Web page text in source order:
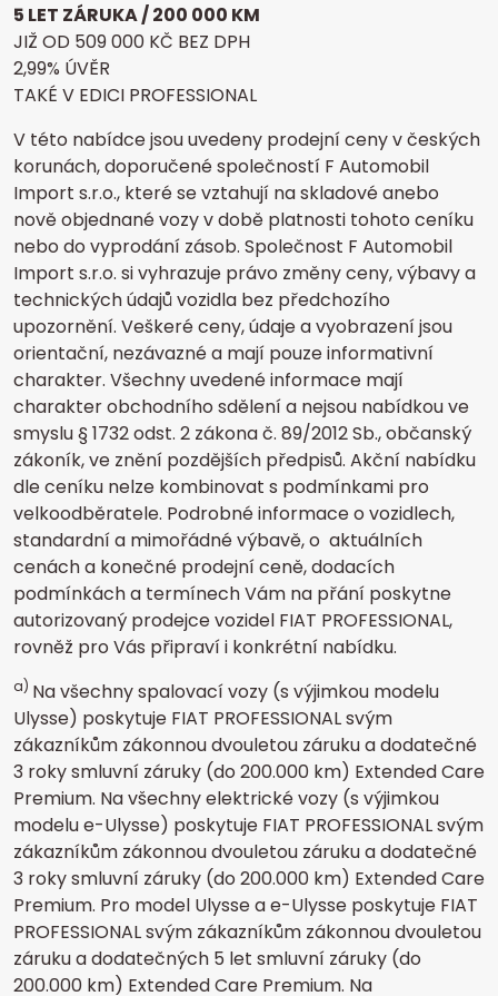
5 LET ZÁRUKA / 200 000 KM
JIŽ OD 509 000 KČ BEZ DPH
2,99% ÚVĚR
TAKÉ V EDICI PROFESSIONAL
V této nabídce jsou uvedeny prodejní ceny v českých
korunách, doporučené společností F Automobil
Import s.r.o., které se vztahují na skladové anebo
nově objednané vozy v době platnosti tohoto ceníku
nebo do vyprodání zásob. Společnost F Automobil
Import s.r.o. si vyhrazuje právo změny ceny, výbavy a
technických údajů vozidla bez předchozího
upozornění. Veškeré ceny, údaje a vyobrazeníjsou
orientační, nezávazné a mají pouze informativní
charakter. Všechny uvedené informace mají
charakter obchodního sdělení a nejsou nabídkou ve
smyslu § 1732 odst. 2 zákona č. 89/2012 Sb.,občanský
zákoník, ve znění pozdějších předpisů. Akční nabídku
dle ceníku nelze kombinovat s podmínkami pro
velkoodběratele. Podrobné informace o vozidlech,
standardní a mimořádné výbavě, o aktuálních
cenách a konečné prodejní ceně, dodacích
podmínkách a termínech Vám na přání poskytne
autorizovaný prodejce vozidel FIAT PROFESSIONAL,
rovněž pro Vás připraví i konkrétní nabídku.
a) Na všechny spalovací vozy (s výjimkou modelu
Ulysse) poskytuje FIAT PROFESSIONAL svým
zákazníkům zákonnou dvouletou záruku a dodatečné
3 roky smluvní záruky (do 200.000 km) Extended Care
Premium. Na všechny elektrické vozy (s výjimkou
modelu e-Ulysse) poskytuje FIAT PROFESSIONAL svým
zákazníkům zákonnou dvouletou záruku a dodatečné
3 roky smluvní záruky (do 200.000 km) Extended Care
Premium. Pro model Ulysse a e-Ulysse poskytuje FIAT
PROFESSIONAL svým zákazníkům zákonnou dvouletou
záruku a dodatečných 5 let smluvní záruky (do
200.000 km) Extended Care Premium. Na